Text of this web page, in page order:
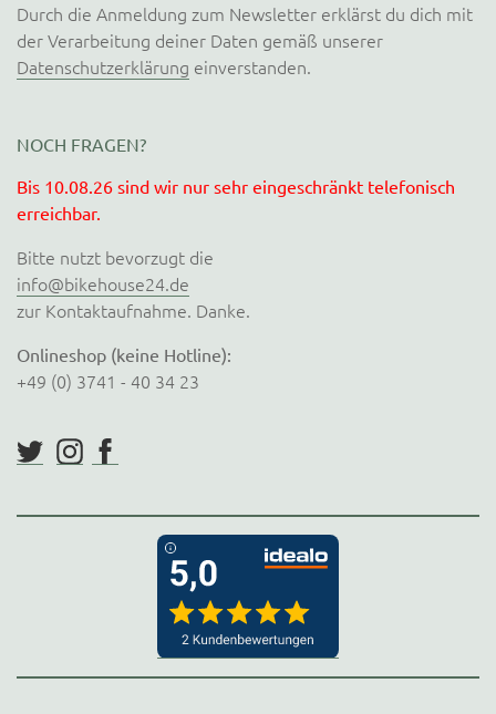
Durch die Anmeldung zum Newsletter erklärst du dich mit
der Verarbeitung deiner Daten gemäß unserer
Datenschutzerklärung einverstanden.
NOCH FRAGEN?
Bis 10.08.26 sind wir nur sehr eingeschränkt telefonisch
erreichbar.
Bitte nutzt bevorzugt die
info@bikehouse24.de
zur Kontaktaufnahme. Danke.
Onlineshop (keine Hotline):
+49 (0) 3741 - 40 34 23